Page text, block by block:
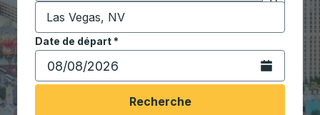
Cliquez
Commencez à saisir la ville de destination pour
Date de départ*
Tapez la date au format date Barre oblique du mois à
Ouvrez le
Recherche